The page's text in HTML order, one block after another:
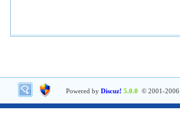
Powered by Discuz! 5.0.0 © 2001-2006